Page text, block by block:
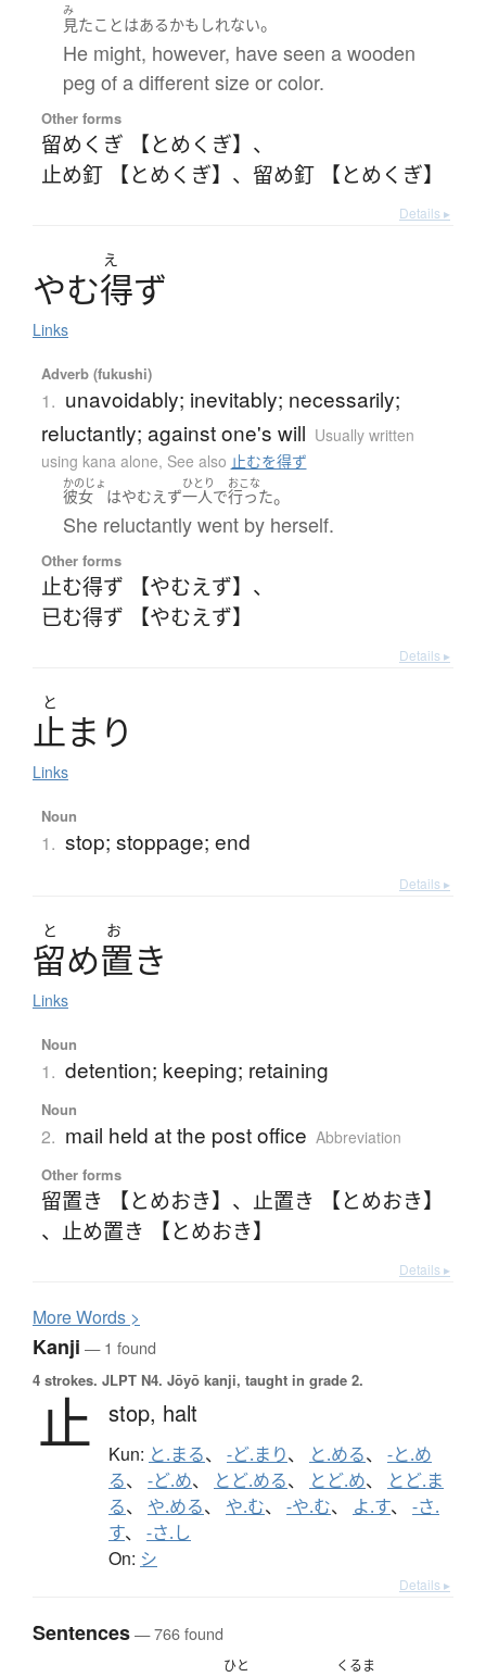
み
見たことはあるかもしれない。
He might, however, have seen a wooden
peg of a different size or color.
Other forms
留めくぎ 【とめくぎ】 、
止め釘 【とめくぎ】 、 留め釘 【とめくぎ】
Details ▸
え
やむ得ず
Links
Adverb (fukushi)
1. unavoidably; inevitably; necessarily;
reluctantly; against one's will Usually written
using kana alone, See also 止むを得ず
かのじょ
彼女 はやむえず
ひとり
一人で
おこな
行った。
She reluctantly went by herself.
Other forms
止む得ず 【やむえず】 、
已む得ず 【やむえず】
Details ▸
と
止ま り
Links
Noun
1. stop; stoppage; end
Details ▸
と お
留め置き
Links
Noun
1. detention; keeping; retaining
Noun
2. mail held at the post office Abbreviation
Other forms
留置き 【とめおき】 、 止置き 【とめおき】
、 止め置き 【とめおき】
Details ▸
MoreWords >
Kanji — 1 found
4 strokes. JLPT N4. Jōyō kanji, taught in grade 2.
止 stop, halt
Kun: と.まる、 -ど.まり、 と.める、 -と.め
る、 -ど.め、 とど.める、 とど.め、
とど.ま
る、 や.める、 や.む、 -や.む、 よ.す、 -さ.
す、 -さ.し
On: シ
Details ▸
Sentences— 766 found
ひと くるま